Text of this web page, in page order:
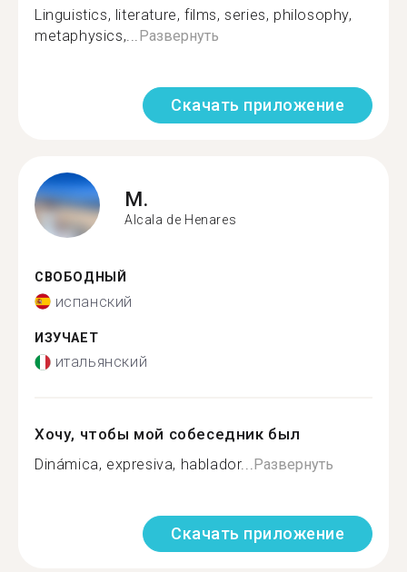
Linguistics, literature, films, series, philosophy,
metaphysics,...Развернуть
Скачать приложение
M.
Alcala de Henares
СВОБОДНЫЙ
испанский
ИЗУЧАЕТ
итальянский
Хочу, чтобы мой собеседник был
Dinámica, expresiva, hablador...Развернуть
Скачать приложение